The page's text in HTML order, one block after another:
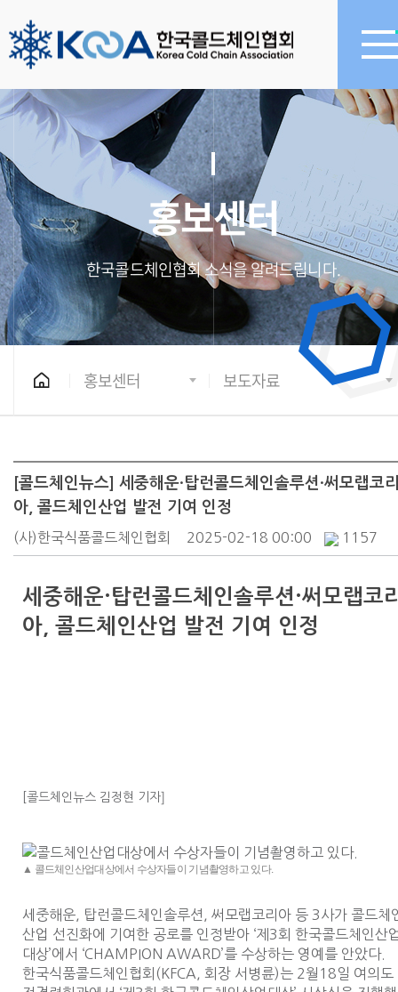
홍보센터
한국콜드체인협회 소식을 알려드립니다.
홍보센터 보도자료
[콜드체인뉴스] 세중해운·탑런콜드체인솔루션·써모랩코
아, 콜드체인산업 발전 기여 인정
(사)한국식품콜드체인협회 2025-02-18 00:00 1157
세중해운·탑런콜드체인솔루션·써모랩코
아, 콜드체인산업 발전 기여 인정
콜드체인뉴스 김정현 기자]
▲ 콜드체인산업대상에서 수상자들이 기념촬영하고 있다.
세중해운, 탑런콜드체인솔루션, 써모랩코리아 등 3사가 콜드체
산업 선진화에 기여한 공로를 인정받아 ‘제3회 한국콜드체인산
대상’에서 ‘CHAMPION AWARD’를 수상하는 영예를 안았다.
한국식품콜드체인협회(KFCA, 회장 서병륜)는 2월18일 여의도